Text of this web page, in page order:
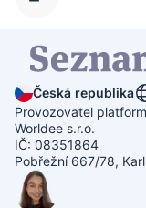
Česká republika
Provozovatel
Worldee s.r.o.
IČ: 08351864
Pobřežní 667/78,